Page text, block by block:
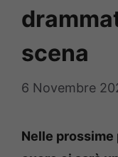
scena
6 Novembre
Nelle prossime